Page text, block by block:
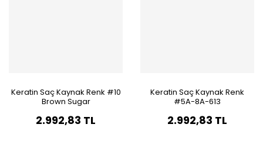
Keratin Saç Kaynak Renk #10
Brown Sugar
2.992,83 TL
Keratin Saç Kaynak Renk
#5A-8A-613
2.992,83 TL